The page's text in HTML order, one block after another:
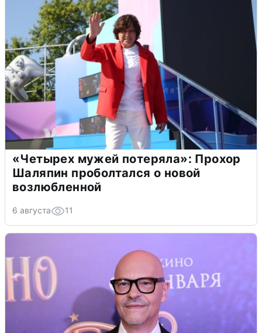
«Четырех мужей потеряла»: Прохор
Шаляпин проболтался о новой
возлюбленной
6 августа 11